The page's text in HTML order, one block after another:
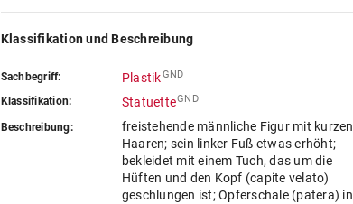
Klassifikation und Beschreibung
Sachbegriff: PlastikGND
Klassifikation: StatuetteGND
Beschreibung:
freistehende männliche Figur mit kurzen
Haaren; sein linker Fuß etwas erhöht;
bekleidet mit einem Tuch, das um die
Hüften und den Kopf (capite velato)
geschlungen ist; Opferschale (patera) in